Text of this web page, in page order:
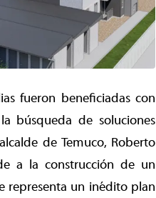
fueron beneficiadas con
búsqueda de soluciones
de Temuco, Roberto
a la construcción de un
representa un inédito plan